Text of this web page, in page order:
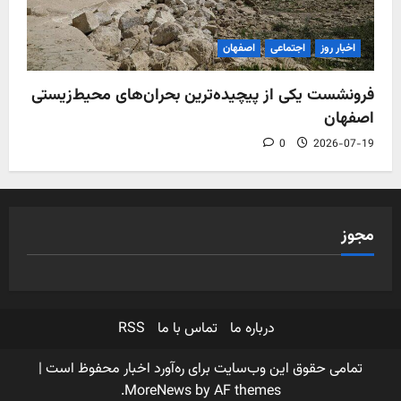
اخبار روز اجتماعی اصفهان
فرونشست یکی از پیچیده‌ترین بحران‌های محیط‌زیستی
اصفهان
2026-07-19
0
مجوز
درباره ما تماس با ما
RSS
تمامی حقوق این وب‌سایت برای ره‌آورد اخبار محفوظ است |
MoreNewsby AF themes.